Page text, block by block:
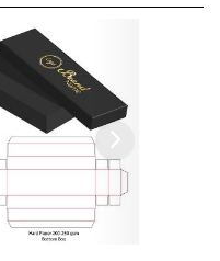
Next